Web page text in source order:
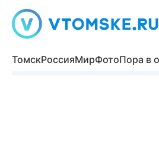
ТомскРоссияМирФотоПора в